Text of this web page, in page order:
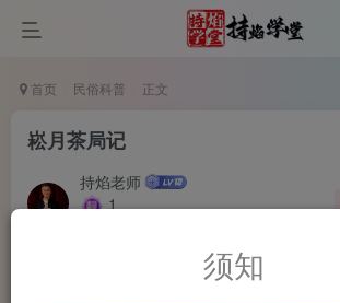
首页 民俗科普 正文
崧月茶局记
持焰老师
1
须知